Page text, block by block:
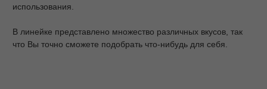
использования.
В линейке представлено множество различных вкусов, так
что Вы точно сможете подобрать что-нибудь для себя.